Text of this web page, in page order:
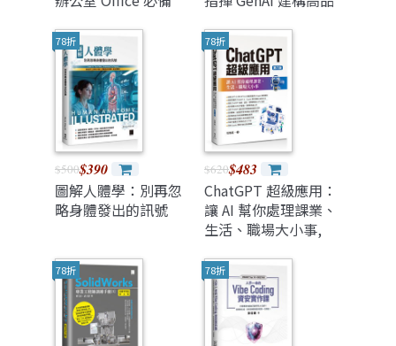
[2016/2019/2021]
(ChatGPT加強版)(暢
銷回饋版)
人賽系列書）
78折
$500$390
圖解人體學：別再忽
略身體發出的訊號
78折
$620$483
ChatGPT 超級應用：
讓 AI 幫你處理課業、
生活、職場大小事,
78折 78折